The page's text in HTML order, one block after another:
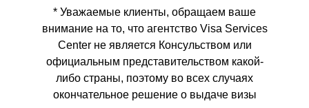
* Уважаемые клиенты, обращаем ваше
внимание на то, что агентство Visa Services
Center не является Консульством или
официальным представительством какой-
либо страны, поэтому во всех случаях
окончательное решение о выдаче визы